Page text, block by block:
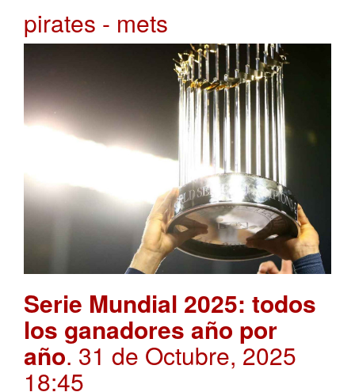
pirates - mets
Serie Mundial 2025: todos
los ganadores año por
año. 31 de Octubre, 2025
18:45